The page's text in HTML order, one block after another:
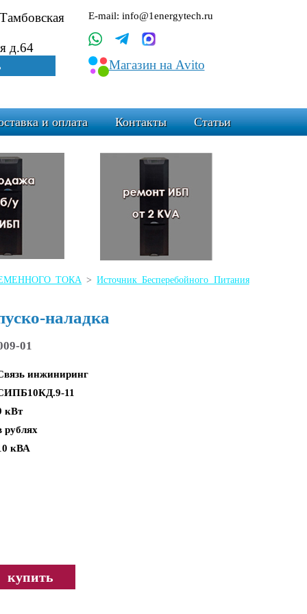
д.64
E-mail: info@1energytech.ru
Магазин на Avito
и оплата Контакты Статьи
ТОКА >Источник Бесперебойного Питания
наладка
01
инжиниринг
11
кВт
рублях
кВА
купить